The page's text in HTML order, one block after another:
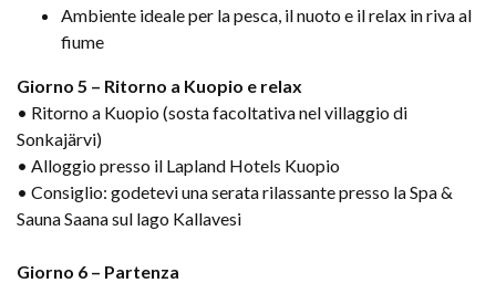
Ambiente ideale per la pesca, il nuoto e il relax in riva al
fiume
Giorno 5 – Ritorno a Kuopio e relax
• Ritorno a Kuopio (sosta facoltativa nel villaggio di
Sonkajärvi)
• Alloggio presso il Lapland Hotels Kuopio
• Consiglio: godetevi una serata rilassante presso la Spa &
Sauna Saana sul lago Kallavesi
Giorno 6 – Partenza